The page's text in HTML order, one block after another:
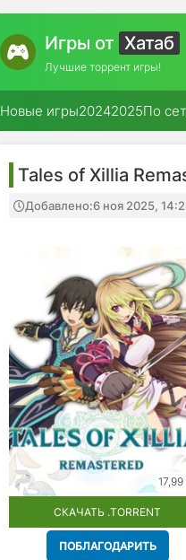
Игры от Хатаб
Лучшие торрент игры!
Новые игры20242025По
Tales of Xillia
Добавлено:6 ноя 2025,
СКАЧАТЬ .TORRENT
ПОБЛАГОДАРИТЬ